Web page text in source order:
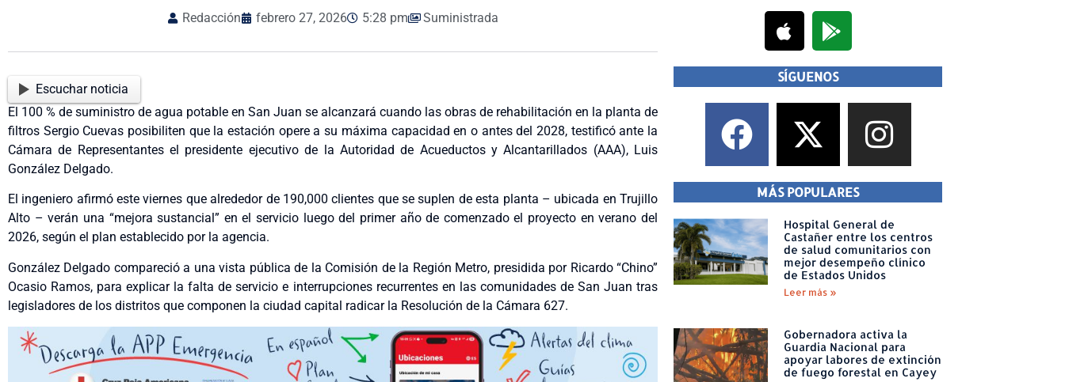
Redacción febrero 27, 2026 5:28 pm Suministrada
Escuchar noticia
El 100 % de suministro de agua potable en San Juan se alcanzará cuando las obras de rehabilitación en la planta de
filtros Sergio Cuevas posibiliten que la estación opere a su máxima capacidad en o antes del 2028, testificó ante la
Cámara de Representantes el presidente ejecutivo de la Autoridad de Acueductos y Alcantarillados (AAA), Luis
González Delgado.
El ingeniero afirmó este viernes que alrededor de 190,000 clientes que se suplen de esta planta – ubicada en Trujillo
Alto – verán una “mejora sustancial” en el servicio luego del primer año de comenzado el proyecto en verano del
2026, según el plan establecido por la agencia.
González Delgado compareció a una vista pública de la Comisión de la Región Metro, presidida por Ricardo “Chino”
Ocasio Ramos, para explicar la falta de servicio e interrupciones recurrentes en las comunidades de San Juan tras
legisladores de los distritos que componen la ciudad capital radicar la Resolución de la Cámara 627.
SÍGUENOS
MÁS POPULARES
Hospital General de
Castañer entre los centros
de salud comunitarios con
mejor desempeño clínico
de Estados Unidos
Leer más »
Gobernadora activa la
Guardia Nacional para
apoyar labores de extinción
de fuego forestal en Cayey